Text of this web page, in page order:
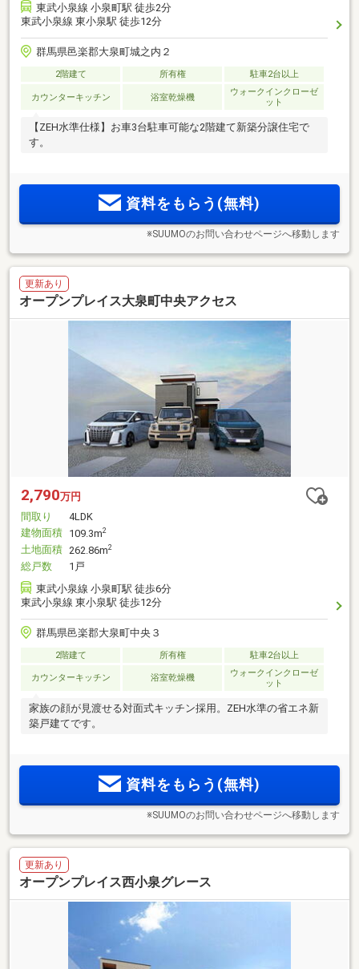
東武小泉線 小泉町駅 徒歩2分
東武小泉線 東小泉駅 徒歩12分
群馬県邑楽郡大泉町城之内２
2階建て 所有権 駐車2台以上
カウンターキッチン 浴室乾燥機
ウォークインクローゼ
ット
【ZEH水準仕様】お車3台駐車可能な2階建て新築分譲住宅で
す。
資料をもらう(無料)
※SUUMOのお問い合わせページへ移動します
更新あり
オープンプレイス大泉町中央アクセス
2,790万円
間取り
4LDK
建物面積 109.3m2
土地面積 262.86m2
総戸数
1戸
東武小泉線 小泉町駅 徒歩6分
東武小泉線 東小泉駅 徒歩12分
群馬県邑楽郡大泉町中央３
2階建て 所有権 駐車2台以上
カウンターキッチン 浴室乾燥機
ウォークインクローゼ
ット
家族の顔が見渡せる対面式キッチン採用。ZEH水準の省エネ新
築戸建てです。
資料をもらう(無料)
※SUUMOのお問い合わせページへ移動します
更新あり
オープンプレイス西小泉グレース